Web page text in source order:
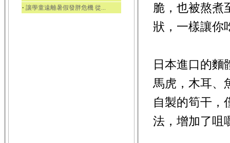
‧ 讓學童遠離暑假發胖危機 從...
脆，也被熬煮
狀，一樣讓你
日本進口的麵
馬虎，木耳、
自製的筍干，
法，增加了咀